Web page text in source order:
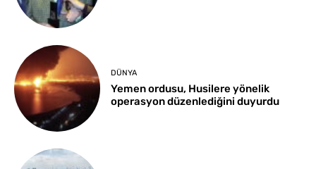
DÜNYA
Yemen ordusu, Husilere yönelik
operasyon düzenlediğini duyurdu